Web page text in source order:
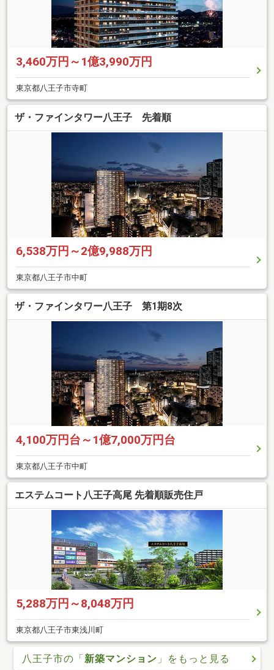
3,460万円～1億3,990万円
東京都八王子市寺町
ザ・ファインタワー八王子 先着順
6,538万円～2億9,988万円
東京都八王子市中町
ザ・ファインタワー八王子 第1期8次
4,100万円台～1億7,000万円台
東京都八王子市中町
エステムコート八王子高尾 先着順販売住戸
5,288万円～8,048万円
東京都八王子市東浅川町
八王子市の「新築マンション 」をもっと見る